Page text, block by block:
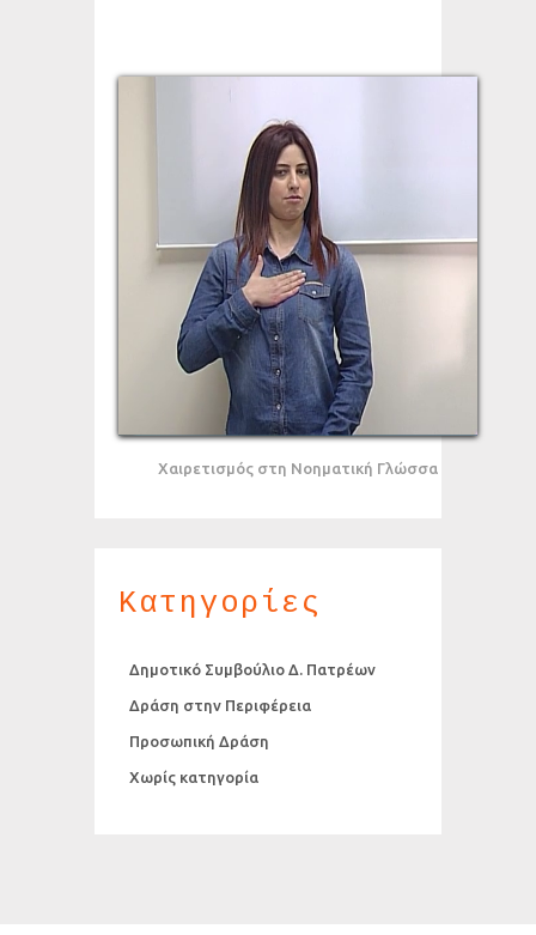
Χαιρετισμός στη Νοηματική Γλώσσα
Κατηγορίες
Δημοτικό Συμβούλιο Δ. Πατρέων
Δράση στην Περιφέρεια
Προσωπική Δράση
Χωρίς κατηγορία